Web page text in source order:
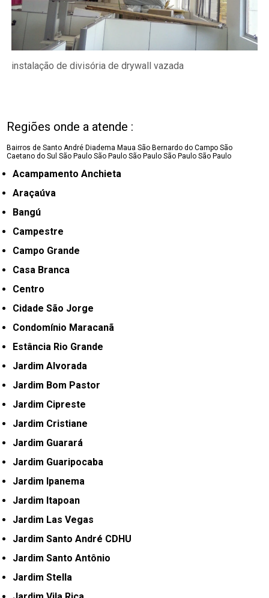
instalação de divisória de drywall vazada
Regiões onde a atende :
Bairros de Santo André Diadema Maua São Bernardo do Campo São
Caetano do SulSão Paulo São Paulo São Paulo São Paulo São Paulo
Acampamento Anchieta
Araçaúva
Bangú
Campestre
Campo Grande
Casa Branca
Centro
Cidade São Jorge
Condomínio Maracanã
Estância Rio Grande
Jardim Alvorada
Jardim Bom Pastor
Jardim Cipreste
Jardim Cristiane
Jardim Guarará
Jardim Guaripocaba
Jardim Ipanema
Jardim Itapoan
Jardim Las Vegas
Jardim Santo André CDHU
Jardim Santo Antônio
Jardim Stella